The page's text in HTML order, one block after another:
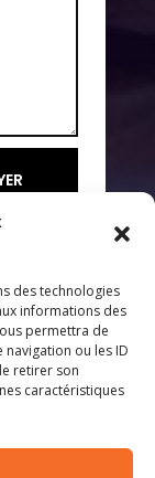
des technologies
informations des
permettra de
ou les ID
retirer son
caractéristiques
contacter